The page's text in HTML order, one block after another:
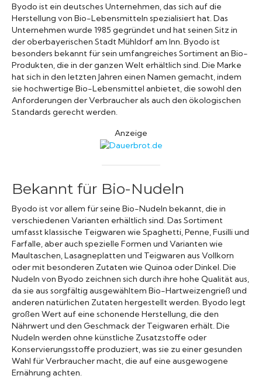
Byodo ist ein deutsches Unternehmen, das sich auf die
Herstellung von Bio-Lebensmitteln spezialisiert hat. Das
Unternehmen wurde 1985 gegründet und hat seinen Sitz in
der oberbayerischen Stadt Mühldorf am Inn. Byodo ist
besonders bekannt für sein umfangreiches Sortiment an Bio-
Produkten, die in der ganzen Welt erhältlich sind. Die Marke
hat sich in den letzten Jahren einen Namen gemacht, indem
sie hochwertige Bio-Lebensmittel anbietet, die sowohl den
Anforderungen der Verbraucher als auch den ökologischen
Standards gerecht werden.
Anzeige
Bekannt für Bio-Nudeln
Byodo ist vor allem für seine Bio-Nudeln bekannt, die in
verschiedenen Varianten erhältlich sind. Das Sortiment
umfasst klassische Teigwaren wie Spaghetti, Penne, Fusilli und
Farfalle, aber auch spezielle Formen und Varianten wie
Maultaschen, Lasagneplatten und Teigwaren aus Vollkorn
oder mit besonderen Zutaten wie Quinoa oder Dinkel. Die
Nudeln von Byodo zeichnen sich durch ihre hohe Qualität aus,
da sie aus sorgfältig ausgewähltem Bio-Hartweizengrieß und
anderen natürlichen Zutaten hergestellt werden. Byodo legt
großen Wert auf eine schonende Herstellung, die den
Nährwert und den Geschmack der Teigwaren erhält. Die
Nudeln werden ohne künstliche Zusatzstoffe oder
Konservierungsstoffe produziert, was sie zu einer gesunden
Wahl für Verbraucher macht, die auf eine ausgewogene
Ernährung achten.